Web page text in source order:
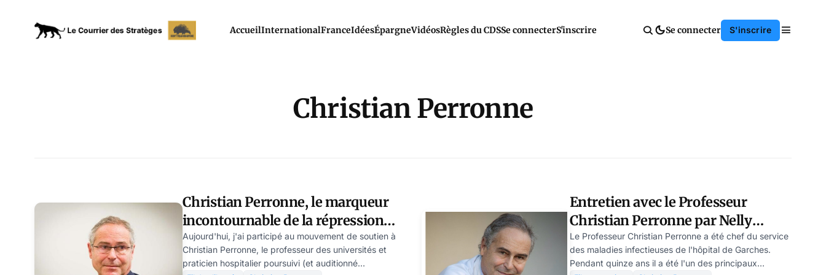
AccueilInternationalFranceIdéesÉpargneVidéosRègles du CDSSe connecterS'inscrire Se connecter S'inscrire
Christian Perronne
Christian Perronne, le marqueur
incontournable de la répression
macronienne
Aujourd'hui, j'ai participé au mouvement de soutien à
Christian Perronne, le professeur des universités et
praticien hospitalier poursuivi (et auditionné
Entretien avec le Professeur
Christian Perronne par Nelly
Fouks
Le Professeur Christian Perronne a été chef du service
des maladies infectieuses de l'hôpital de Garches.
Pendant quinze ans il a été l'un des principaux